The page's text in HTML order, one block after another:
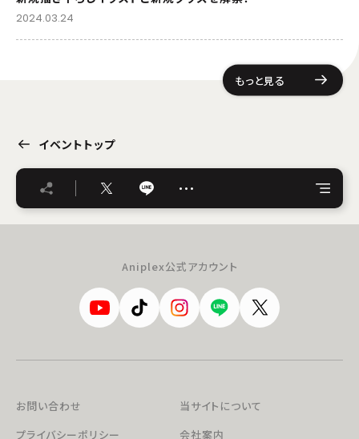
2024.03.24
もっと見る
イベントトップ
…
Aniplex公式アカウント
お問い合わせ
当サイトについて
プライバシーポリシー
会社案内